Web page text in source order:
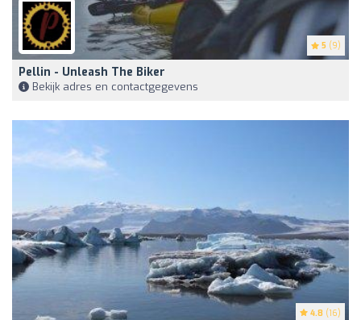
5 (9)
Pellin - Unleash The Biker
Bekijk adres en contactgegevens
4.8 (16)